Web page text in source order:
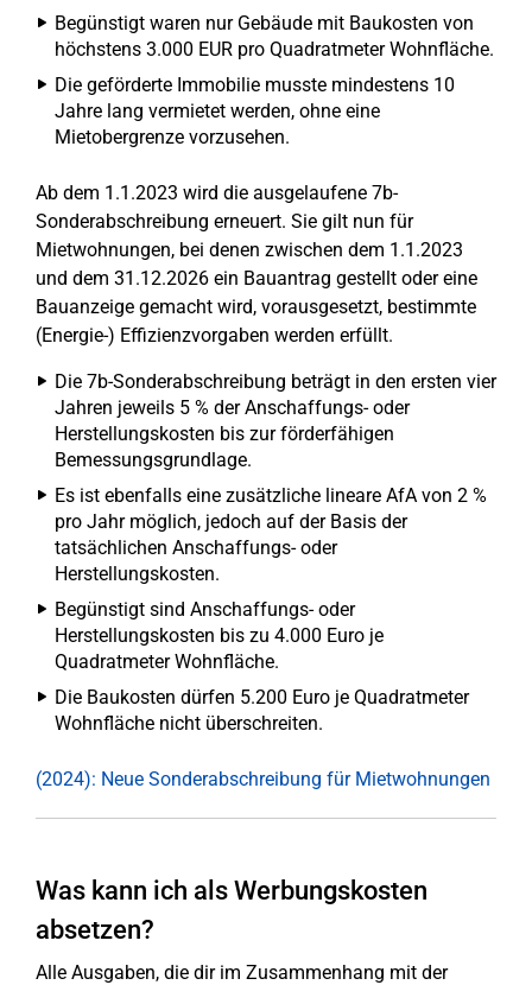
Begünstigt waren nur Gebäude mit Baukosten von
höchstens 3.000 EUR pro Quadratmeter Wohnfläche.
Die geförderte Immobilie musste mindestens 10
Jahre lang vermietet werden, ohne eine
Mietobergrenze vorzusehen.
Ab dem 1.1.2023 wird die ausgelaufene 7b-
Sonderabschreibung erneuert. Sie gilt nun für
Mietwohnungen, bei denen zwischen dem 1.1.2023
und dem 31.12.2026 ein Bauantrag gestellt oder eine
Bauanzeige gemacht wird, vorausgesetzt, bestimmte
(Energie-) Effizienzvorgaben werden erfüllt.
Die 7b-Sonderabschreibung beträgt in den ersten vier
Jahren jeweils 5 % der Anschaffungs- oder
Herstellungskosten bis zur förderfähigen
Bemessungsgrundlage.
Es ist ebenfalls eine zusätzliche lineare AfA von 2 %
pro Jahr möglich, jedoch auf der Basis der
tatsächlichen Anschaffungs- oder
Herstellungskosten.
Begünstigt sind Anschaffungs- oder
Herstellungskosten bis zu 4.000 Euro je
Quadratmeter Wohnfläche.
Die Baukosten dürfen 5.200 Euro je Quadratmeter
Wohnfläche nicht überschreiten.
(2024): Neue Sonderabschreibung für Mietwohnungen
Was kann ich als Werbungskosten
absetzen?
Alle Ausgaben, die dir im Zusammenhang mit der